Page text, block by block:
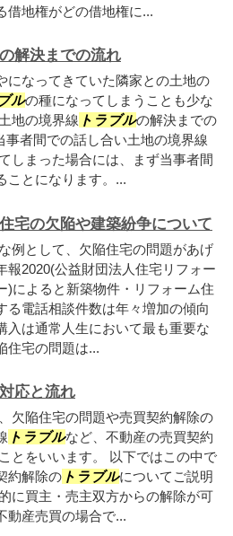
借地権がどの借地権に...
解決までの流れ
になってきていた隣家との土地の
ルの種になってしまうことも少な
地の境界線 トラブルの解決までの
者間での話し合い土地の境界線
しまった場合には、まず当事者間
ことになります。...
宅の欠陥や建築紛争について
例として、欠陥住宅の問題があげ
報2020(公益財団法人住宅リフォー
)によると新築物件・リフォーム住
る電話相談件数は年々増加の傾向
入は通常人生において最も重要な
住宅の問題は...
応と流れ
欠陥住宅の問題や売買契約解除の
トラブルなど、不動産の売買契約
とをいいます。 以下ではこの中で
約解除の トラブルについてご説明
に買主・売主双方からの解除が可
動産売買の場合で...